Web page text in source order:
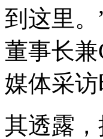
到这里
董事长
媒体采访
其透露